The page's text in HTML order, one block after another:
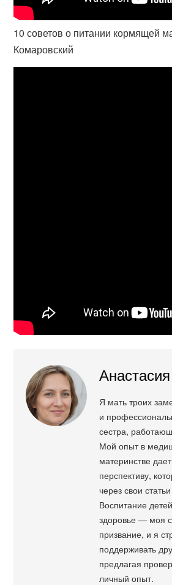
10 советов о питании кормящей
Комаровский
Я мать троих
и
сестра,
Мой опыт в
материнстве
перспективу,
через свои
Воспитание
здоровье — моя
призвание, и я
поддерживать
предлагая
личный опыт.